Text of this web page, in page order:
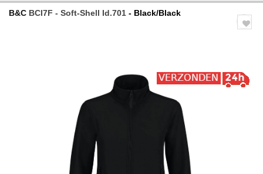
B&C BCI7F - Soft-Shell Id.701 - Black/Black